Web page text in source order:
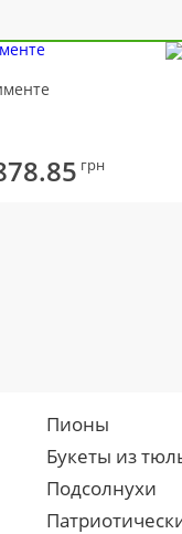
грн
Пионы
Букеты из
Подсолнухи